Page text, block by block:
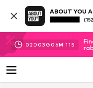
ABOUT YOU
02D 03 G 06M 10 S